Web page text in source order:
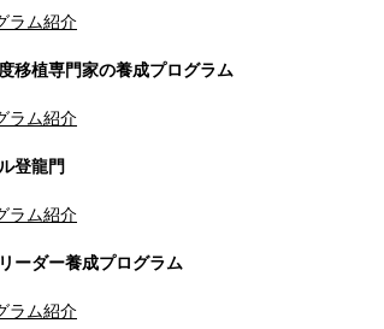
ラム紹介
移植専門家の養成プログラム
ラム紹介
登龍門
ラム紹介
ーダー養成プログラム
ラム紹介